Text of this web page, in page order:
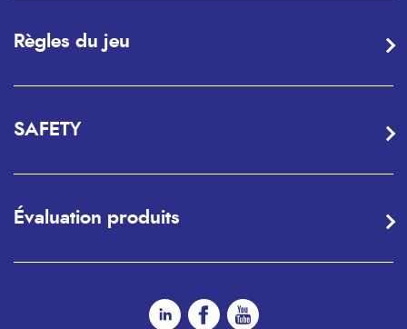
Règles du jeu
SAFETY
Évaluation produits